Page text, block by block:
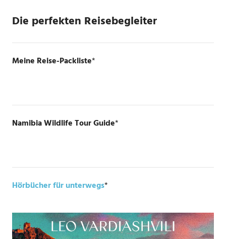
Die perfekten Reisebegleiter
Meine Reise-Packliste*
Namibia Wildlife Tour Guide*
Hörbücher für unterwegs*